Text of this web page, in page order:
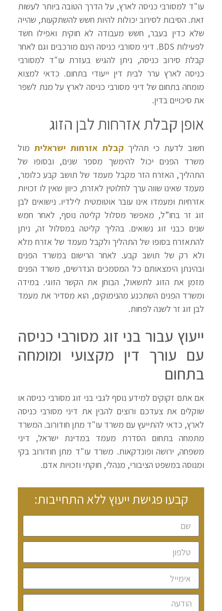
עו"ד למסורבי כניסה לארץ, על הדרך הטובה ביותר לעשות
זאת. הסיבות לסירוב יכולות להיות חשש להשתקעות, שהייה
שלא כדין בעבר, חשש מעבודה לא חוקית ואפילו חשד
לפעילות BDS. דיני מסורבי כניסה הינם מורכבים וגם לאחר
קבלת סירוב כניסה, ניתן להגיש בעזרת עו"ד למסורבי
כניסה לארץ ערר לבית דין ייעודי בתחום. כדאי למצוא
מומחה בתחום של דיני מסורבי כניסה לארץ על מנת לשפר
את סיכויים בדין.
אופן קבלת אזרחות לבן הזוג
חשוב לדעת כי תהליך קבלת אזרחות ישראלית מול
משרד הפנים יכול להימשך מספר שנים, ובסופו של
התהליך, האזרח הזר מקבל מעמד של תושב קבע כלומר,
מעמד שאינו שווה ערך לחלוטין לאזרח, כיוון שאין לו זכויות
אזרחיות ומעמדו אינו עובר אוטומטית לילדיו. נישואים לבן
זוג זר בחו”ל, מאפשר מסלול קליטה נוסף, לאחר חמש
שנים כבני זוג נשואים. בהליך קליטה במסלול זה, ניתן
להתאזרח בסופו של התהליך ולקבל מעמד של אזרח מלא
ולא רק של תושב קבע. לאחר הרישום במשרד הפנים
ובהינתן הימצאותם כל המסמכים הנדרשים, משרד הפנים
מזמן את הזוג לתשאול, הבוחן את הקשר הזוגי. במידה
ומשרד הפנים השתכנע מהנימוקים, הוא מסדיר את מעמד
לבן זוג זר לשנה לפחות.
ייעוץ עבור בני זוג מסורבי כניסה
עם עורך דין מקצועי ומומחה
בתחום
אם אתם זקוקים למידע נוסף לגבי בני זוג מסורבי כניסה או
שוקלים את צעדכם ורוצים להבין את דיני מסורבי כניסה
לארץ, כדאי להתייעץ עם משרד עו"ד מתן חודורוב. המשרד
מתמחה בתחום הסדרת מעמד במדינת ישראל, דיני
משפחה, ירושה ופונדקאות. משרד עו"ד מתן חודורוב בקי
ומנוסה במשפט הציבורי, מנהלי, חוקתי וזכויות אדם.
קבעו פגישת ייעוץ ללא התחייבות: